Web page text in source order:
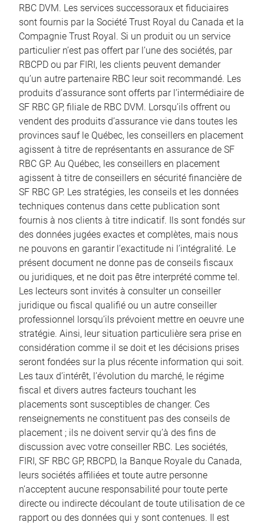
RBC DVM. Les services successoraux et fiduciaires
sont fournis par la Société Trust Royal du Canada et la
Compagnie Trust Royal. Si un produit ou un service
particulier n’est pas offert par l’une des sociétés, par
RBCPD ou par FIRI, les clients peuvent demander
qu’un autre partenaire RBC leur soit recommandé. Les
produits d’assurance sont offerts par l’intermédiaire de
SF RBC GP, filiale de RBC DVM. Lorsqu’ils offrent ou
vendent des produits d’assurance vie dans toutes les
provinces sauf le Québec, les conseillers en placement
agissent à titre de représentants en assurance de SF
RBC GP. Au Québec, les conseillers en placement
agissent à titre de conseillers en sécurité financière de
SF RBC GP. Les stratégies, les conseils et les données
techniques contenus dans cette publication sont
fournis à nos clients à titre indicatif. Ils sont fondés sur
des données jugées exactes et complètes, mais nous
ne pouvons en garantir l’exactitude ni l’intégralité. Le
présent document ne donne pas de conseils fiscaux
ou juridiques, et ne doit pas être interprété comme tel.
Les lecteurs sont invités à consulter un conseiller
juridique ou fiscal qualifié ou un autre conseiller
professionnel lorsqu’ils prévoient mettre en oeuvre une
stratégie. Ainsi, leur situation particulière sera prise en
considération comme il se doit et les décisions prises
seront fondées sur la plus récente information qui soit.
Les taux d’intérêt, l’évolution du marché, le régime
fiscal et divers autres facteurs touchant les
placements sont susceptibles de changer. Ces
renseignements ne constituent pas des conseils de
placement ; ils ne doivent servir qu’à des fins de
discussion avec votre conseiller RBC. Les sociétés,
FIRI, SF RBC GP, RBCPD, la Banque Royale du Canada,
leurs sociétés affiliées et toute autre personne
n’acceptent aucune responsabilité pour toute perte
directe ou indirecte découlant de toute utilisation de ce
rapport ou des données qui y sont contenues. Il est